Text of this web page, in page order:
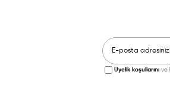
Üyelik koşullarını ve